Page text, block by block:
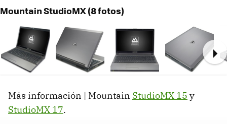
Mountain StudioMX (8 fotos)
Más información | Mountain StudioMX 15 y
StudioMX 17.